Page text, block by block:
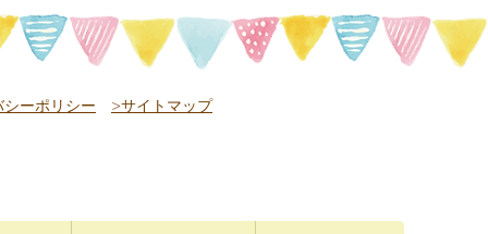
ーポリシー >サイトマップ